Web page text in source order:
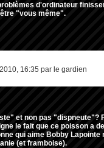
d'ordinateur
"vous même".
16:35 par le gardien
et non pas "dispneute"?
le fait que ce poisson a
qui aime Bobby Lapointe
(et framboise).